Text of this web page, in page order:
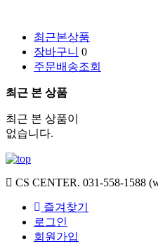
최근본상품
장바구니 0
주문배송조회
최근 본 상품
최근 본 상품이
없습니다.
CS CENTER. 031-558-1588
즐겨찾기
로그인
회원가입